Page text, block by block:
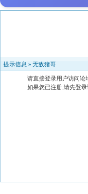
提示信息 » 无敌猪哥
请直接登录用户访问论
如果您已注册,请先登